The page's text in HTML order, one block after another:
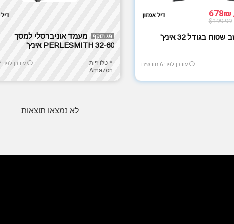
$199.99
🖥️ מסך מחשב שטוח בגודל 32 אינץ'
עודכן לפני 6 חודשים
פג תוקף
מעמד אוניברסלי למסך
PERLESMITH 32-60 אינץ'
טלויזיות
Amazon
עודכן לפני 2 שנים
לא נמצאו תוצאות